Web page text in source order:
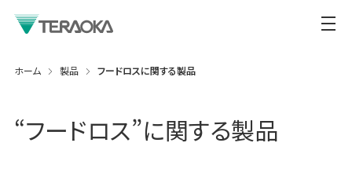
ホーム 製品 フードロスに関する製品
“フードロス”に関する製品